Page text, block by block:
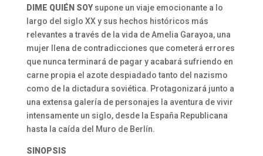
DIME QUIÉN SOYsupone un viaje emocionante a lo
largo del siglo XX y sus hechos históricos más
relevantes a través de la vida de Amelia Garayoa, una
mujer llena de contradicciones que cometerá errores
que nunca terminará de pagar y acabará sufriendo en
carne propia el azote despiadado tanto del nazismo
como de la dictadura soviética. Protagonizará junto a
una extensa galería de personajes la aventura de vivir
intensamente un siglo, desde la España Republicana
hasta la caída del Muro de Berlín.
SINOPSIS